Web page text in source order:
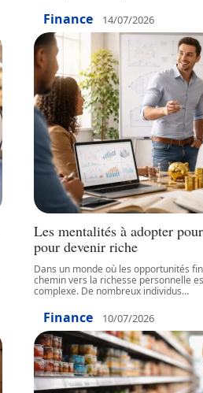
Finance 14/07/2026
Les mentalités à adopter
pour devenir riche
Dans un monde où les opportunités
chemin vers la richesse personnelle
complexe. De nombreux individus…
Finance 10/07/2026